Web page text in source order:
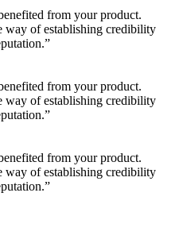
from your product.
way of establishing credibility
from your product.
way of establishing credibility
from your product.
way of establishing credibility